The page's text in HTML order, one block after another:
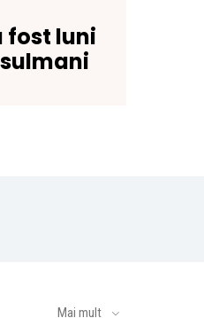
fost luni